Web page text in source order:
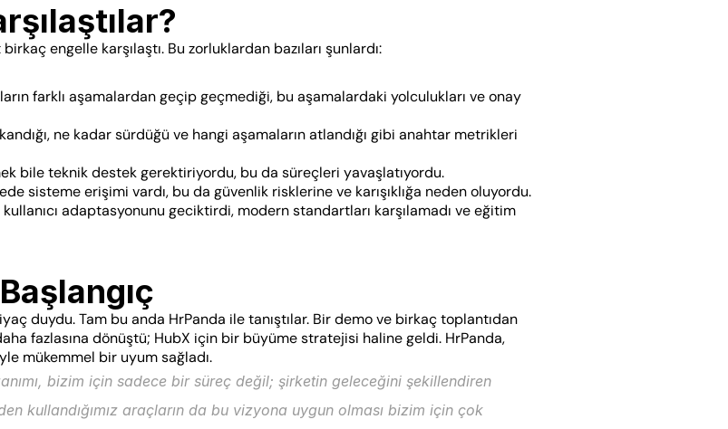
engelle karşılaştı. Bu zorluklardan bazıları şunlardı:
farklı aşamalardan geçip geçmediği, bu aşamalardaki yolculukları ve onay
ne kadar sürdüğü ve hangi aşamaların atlandığı gibi anahtar metrikleri
bile teknik destek gerektiriyordu, bu da süreçleri yavaşlatıyordu.
sisteme erişimi vardı, bu da güvenlik risklerine ve karışıklığa neden oluyordu.
adaptasyonunu geciktirdi, modern standartları karşılamadı ve eğitim
duydu. Tam bu anda HrPanda ile tanıştılar. Bir demo ve birkaç toplantıdan
fazlasına dönüştü; HubX için bir büyüme stratejisi haline geldi. HrPanda,
mükemmel bir uyum sağladı.
bizim için sadece bir süreç değil; şirketin geleceğini şekillendiren
kullandığımız araçların da bu vizyona uygun olması bizim için çok